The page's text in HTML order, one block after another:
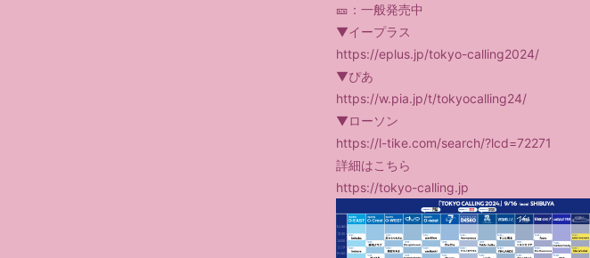
🎫：一般発売中
▼イープラス
https://eplus.jp/tokyo-calling2024/
▼ぴあ
https://w.pia.jp/t/tokyocalling24/
▼ローソン
https://l-tike.com/search/?lcd=72271
詳細はこちら
https://tokyo-calling.jp